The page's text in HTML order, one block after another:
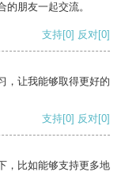
朋友一起交流。
支持[0] 反对[0]
，让我能够取得更好的
支持[0] 反对[0]
，比如能够支持更多地